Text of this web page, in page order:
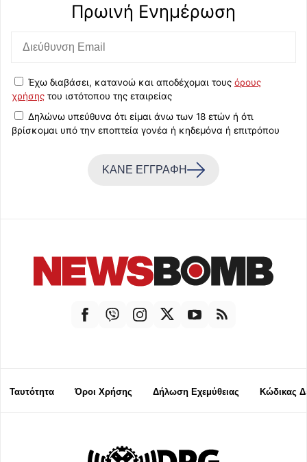
Πρωινή Eνημέρωση
Έχω διαβάσει, κατανοώ και αποδέχομαι τους όρους
χρήσης του ιστότοπου της εταιρείας
Δηλώνω υπεύθυνα ότι είμαι άνω των 18 ετών ή ότι
βρίσκομαι υπό την εποπτεία γονέα ή κηδεμόνα ή επιτρόπου
ΚΑΝΕ ΕΓΓΡΑΦΗ
Ταυτότητα Όροι Χρήσης Δήλωση Εχεμύθειας Κώδικας